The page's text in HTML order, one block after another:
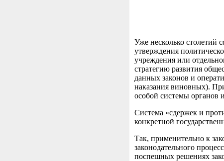
Уже несколько столетий
утверждения
учреждения или
стратегию развития
данных законов и
наказания виновных).
особой системы органов
Система «сдержек и
конкретной
Так, применительно к
законодательного
поспешных решениях